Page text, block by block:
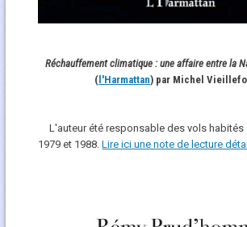
Réchauffement climatique : une affaire entre la
(l'Harmattan) par Michel
L'auteur été responsable des vols habités
1979 et 1988.Lire ici une note de lecture